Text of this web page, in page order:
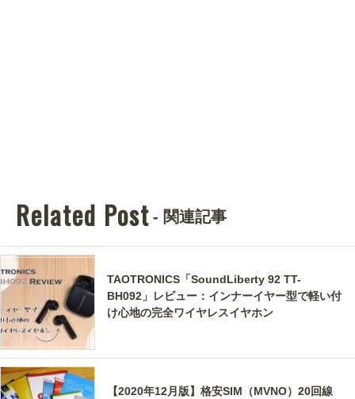
Related Post - 関連記事
TAOTRONICS「SoundLiberty 92 TT-
BH092」レビュー：インナーイヤー型で軽い付
け心地の完全ワイヤレスイヤホン
【2020年12月版】格安SIM（MVNO）20回線